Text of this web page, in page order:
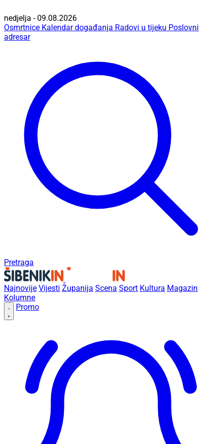
nedjelja - 09.08.2026
Osmrtnice Kalendar događanja Radovi u tijeku Poslovni
adresar
Pretraga
Najnovije Vijesti Županija Scena Sport Kultura Magazin
Kolumne
Promo